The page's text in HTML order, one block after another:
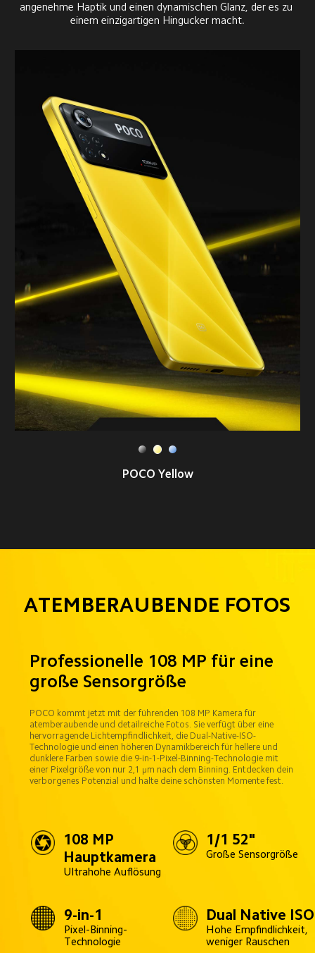
angenehme Haptik und einen dynamischen Glanz, der es zu
einem einzigartigen Hingucker macht.
Laser Blue
ATEMBERAUBENDE FOTOS
Professionelle 108 MP für eine
große Sensorgröße
POCO kommt jetzt mit der führenden 108 MP Kamera für
atemberaubende und detailreiche Fotos. Sie verfügt über eine
hervorragende Lichtempfindlichkeit, die Dual-Native-ISO-
Technologie und einen höheren Dynamikbereich für hellere und
dunklere Farben sowie die 9-in-1-Pixel-Binning-Technologie mit
einer Pixelgröße von nur 2,1 μm nach dem Binning. Entdecken dein
verborgenes Potenzial und halte deine schönsten Momente fest.
108 MP
Hauptkamera
Ultrahohe Auflösung
1/1 52"
Große Sensorgröße
9-in-1
Pixel-Binning-
Technologie
Dual Native ISO
Hohe Empfindlichkeit,
weniger Rauschen